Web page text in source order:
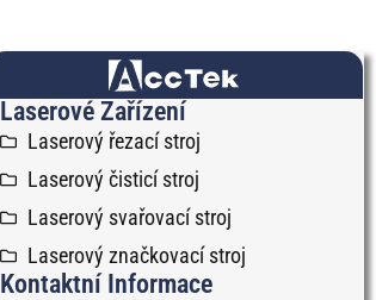
Laserové Zařízení
Laserový řezací stroj
Laserový čisticí stroj
Laserový svařovací stroj
Laserový značkovací stroj
Kontaktní Informace